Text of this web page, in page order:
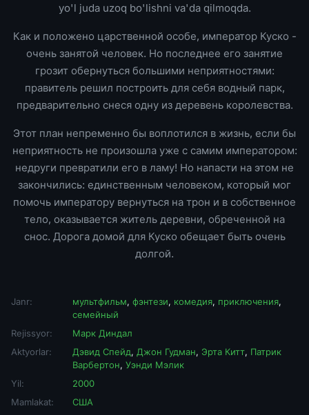
yo'l juda uzoq bo'lishni va'da qilmoqda.
Как и положено царственной особе, император Куско -
очень занятой человек. Но последнее его занятие
грозит обернуться большими неприятностями:
правитель решил построить для себя водный парк,
предварительно снеся одну из деревень королевства.
Этот план непременно бы воплотился в жизнь, если бы
неприятность не произошла уже с самим императором:
недруги превратили его в ламу! Но напасти на этом не
закончились: единственным человеком, который мог
помочь императору вернуться на трон и в собственное
тело, оказывается житель деревни, обреченной на
снос. Дорога домой для Куско обещает быть очень
долгой.
Janr: мультфильм, фэнтези, комедия, приключения,
семейный
Rejissyor:
Марк Диндал
Aktyorlar:
Дэвид Спейд, Джон Гудман, Эрта Китт, Патрик
Варбертон, Уэнди Мэлик
Yil:
2000
Mamlakat:
США